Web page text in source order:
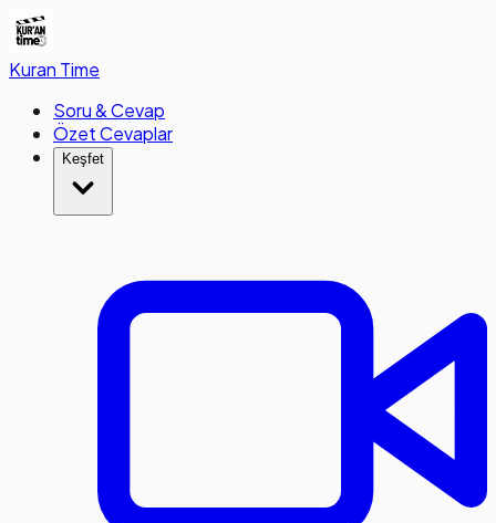
Kuran Time
Soru & Cevap
Özet Cevaplar
Keşfet